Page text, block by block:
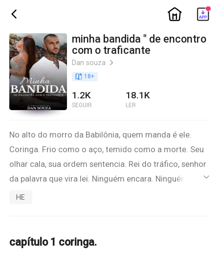
ic_back ic_home
minha bandida " de encontro
com o traficante
Dan souza ic_arrow_right
book_age 18+
1.2K
SEGUIR
18.1K
LER
No alto do morro da Babilônia, quem manda é ele.
Coringa. Frio como o aço, temido como a morte. Seu
olhar cala, sua ordem sentencia. Rei do tráfico, senhor
da palavra que vira lei. Ninguém encara. Ninguém
desafia.
e a alma em chamas. Era só uma visita na resenha da
ic_default
HE
capítulo 1 coringa.